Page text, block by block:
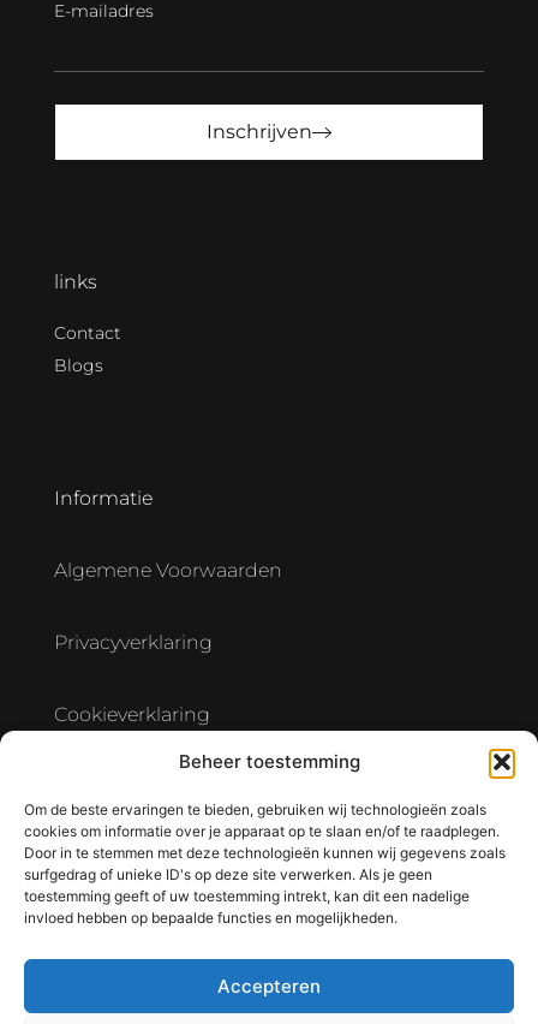
Beheer toestemming
Om de beste ervaringen te bieden, gebruiken wij technologieën zoals
cookies om informatie over je apparaat op te slaan en/of te raadplegen.
Door in te stemmen met deze technologieën kunnen wij gegevens zoals
surfgedrag of unieke ID's op deze site verwerken. Als je geen
toestemming geeft of uw toestemming intrekt, kan dit een nadelige
invloed hebben op bepaalde functies en mogelijkheden.
Accepteren
Informatie
Algemene Voorwaarden
Privacyverklaring
Cookieverklaring
links
Contact
Blogs
E-mailadres
Inschrijven